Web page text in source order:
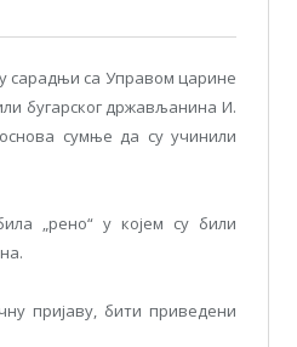
сарадњи са Управом царине
бугарског држављанина И.
сумње да су учинили
„рено“ у којем су били
пријаву, бити приведени